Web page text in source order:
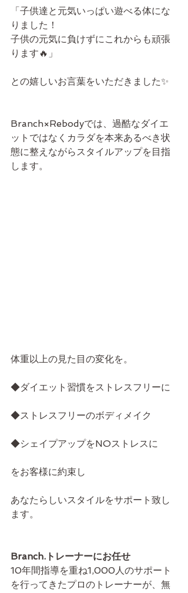
「子供達と元気いっぱい遊べる体にな
りました！
子供の元気に負けずにこれからも頑張
ります🔥」
との嬉しいお言葉をいただきました✨
Branch×Rebodyでは、過酷なダイエ
ットではなくカラダを本来あるべき状
態に整えながらスタイルアップを目指
します。
体重以上の見た目の変化を。
◆ダイエット習慣をストレスフリーに
◆ストレスフリーのボディメイク
◆シェイプアップをNOストレスに
をお客様に約束し
あなたらしいスタイルをサポート致し
ます。
Branch.トレーナーにお任せ
10年間指導を重ね1,000人のサポート
を行ってきたプロのトレーナーが、無